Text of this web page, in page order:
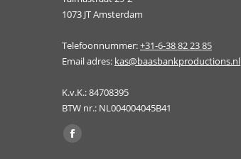
1073 JT Amsterdam
Telefoonnummer:+31-6-38 82 23 85
Email adres: kas@baasbankproductions.nl
K.v.K.: 84708395
BTW nr.: NL004004045B41
Vind ons op:
Facebook